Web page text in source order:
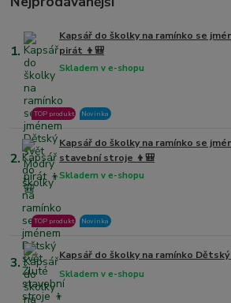
1.
Kapsář do školky na ramínko se
pirát 👦🎒
Skladem v e-shopu
TOP produkt Novinka
2.
Kapsář do školky na ramínko se
stavební stroje 👦🎒
Skladem v e-shopu
TOP produkt Novinka
3. Kapsář do školky na ramínko
Skladem v e-shopu